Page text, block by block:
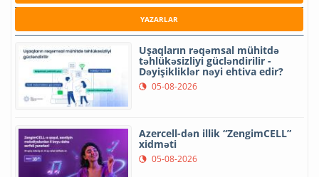
YAZARLAR
Uşaqların rəqəmsal mühitdə
təhlükəsizliyi gücləndirilir -
Dəyişikliklər nəyi ehtiva edir?
05-08-2026
Azercell-dən illik “ZengimCELL”
xidməti
05-08-2026